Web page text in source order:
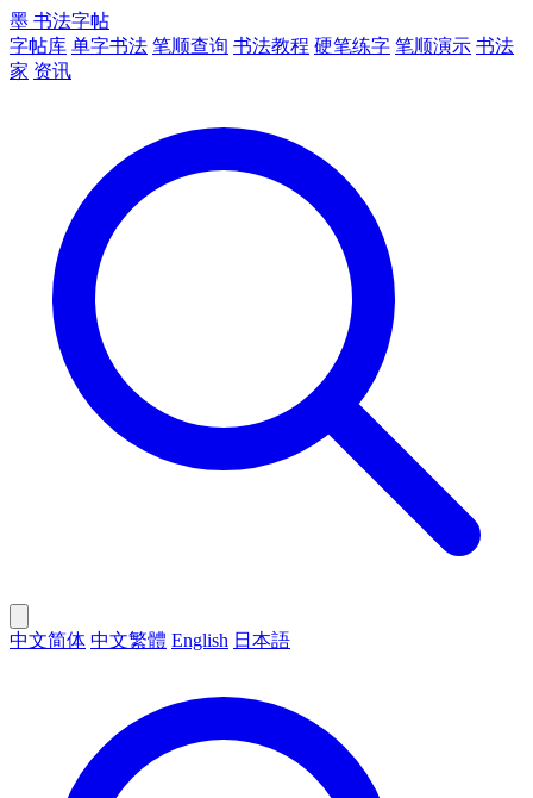
墨 书法字帖
字帖库 单字书法 笔顺查询 书法教程 硬笔练字 笔顺演示 书法
家 资讯
中文简体 中文繁體 English 日本語